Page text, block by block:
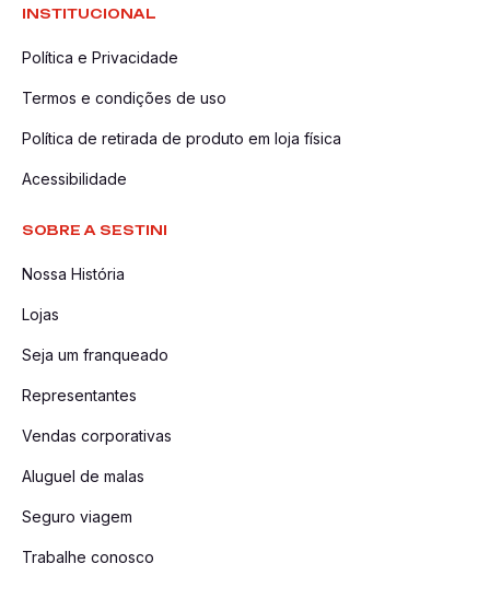
INSTITUCIONAL
Política e Privacidade
Termos e condições de uso
Política de retirada de produto em loja física
Acessibilidade
SOBRE A SESTINI
Nossa História
Lojas
Seja um franqueado
Representantes
Vendas corporativas
Aluguel de malas
Seguro viagem
Trabalhe conosco